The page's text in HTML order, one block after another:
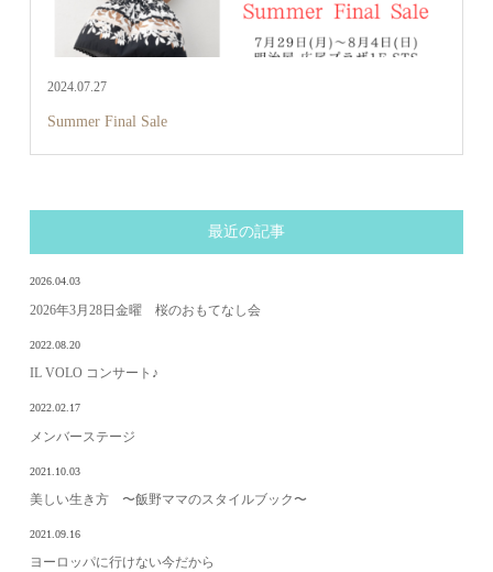
2024.07.27
Summer Final Sale
最近の記事
2026.04.03
2026年3月28日金曜 桜のおもてなし会
2022.08.20
IL VOLO コンサート♪
2022.02.17
メンバーステージ
2021.10.03
美しい生き方 〜飯野ママのスタイルブック〜
2021.09.16
ヨーロッパに行けない今だから